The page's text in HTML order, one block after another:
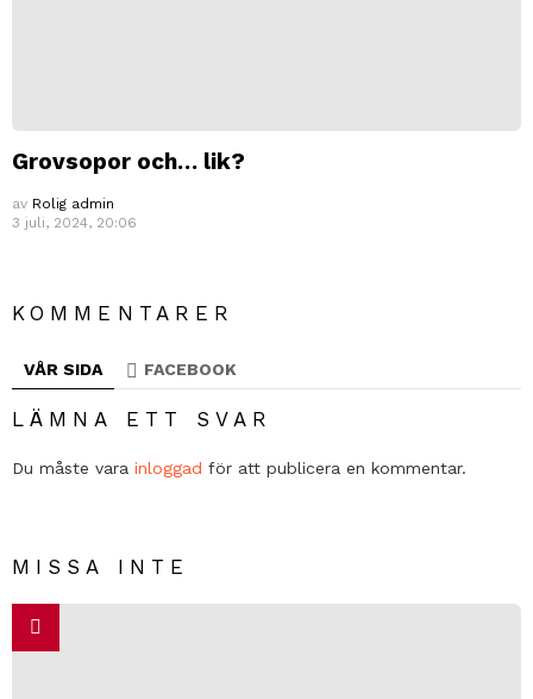
Grovsopor och… lik?
av Rolig admin
3 juli, 2024, 20:06
KOMMENTARER
VÅR SIDA FACEBOOK
LÄMNA ETT SVAR
Du måste vara inloggad för att publicera en kommentar.
MISSA INTE